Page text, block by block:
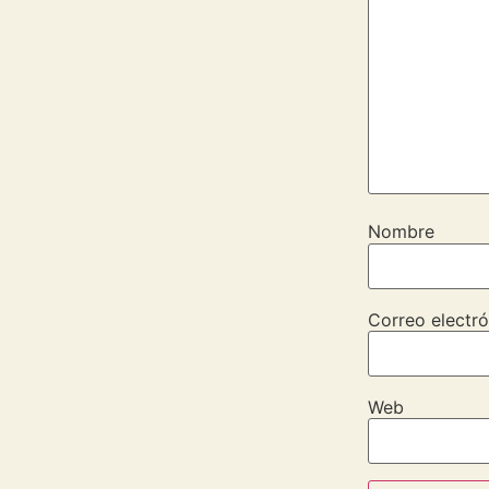
Nombre
Correo
Web